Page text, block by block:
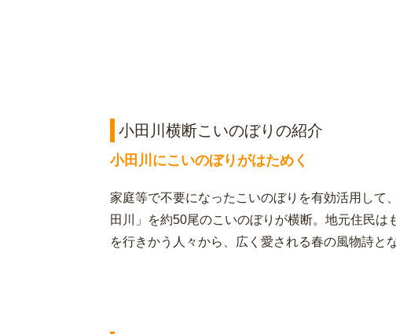
小田川横断こいのぼりの紹介
小田川にこいのぼりがはためく
家庭等で不要になったこいのぼりを有効活用して
田川」を約50尾のこいのぼりが横断。地元住民は
を行きかう人々から、広く愛される春の風物詩と